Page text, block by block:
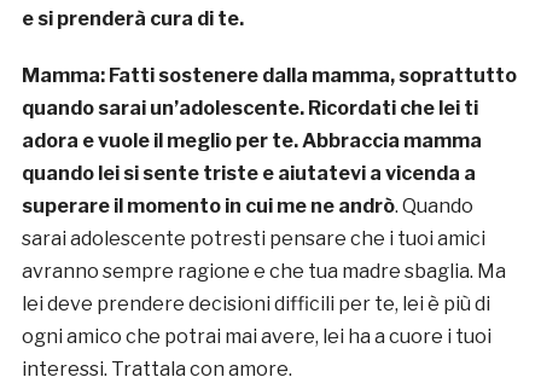
e si prenderà cura di te.
Mamma: Fatti sostenere dalla mamma, soprattutto
quando sarai un’adolescente. Ricordati che lei ti
adora e vuole il meglio per te. Abbraccia mamma
quando lei si sente triste e aiutatevi a vicenda a
superare il momento in cui me ne andrò. Quando
sarai adolescente potresti pensare che i tuoi amici
avranno sempre ragione e che tua madre sbaglia. Ma
lei deve prendere decisioni difficili per te, lei è più di
ogni amico che potrai mai avere, lei ha a cuore i tuoi
interessi. Trattala con amore.